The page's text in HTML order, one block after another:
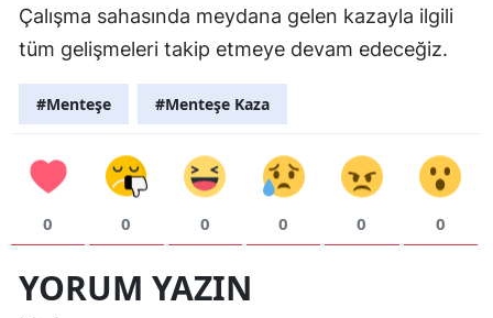
Çalışma sahasında meydana gelen kazayla ilgili
tüm gelişmeleri takip etmeye devam edeceğiz.
#Menteşe #Menteşe Kaza
0 0 0 0 0 0
YORUM YAZIN